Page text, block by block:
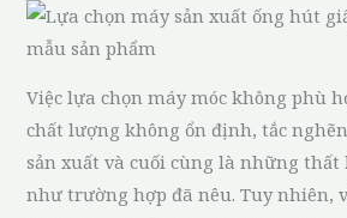
Việc lựa chọn máy móc không phù
chất lượng không ổn định, tắc
sản xuất và cuối cùng là những
như trường hợp đã nêu. Tuy nhiên,